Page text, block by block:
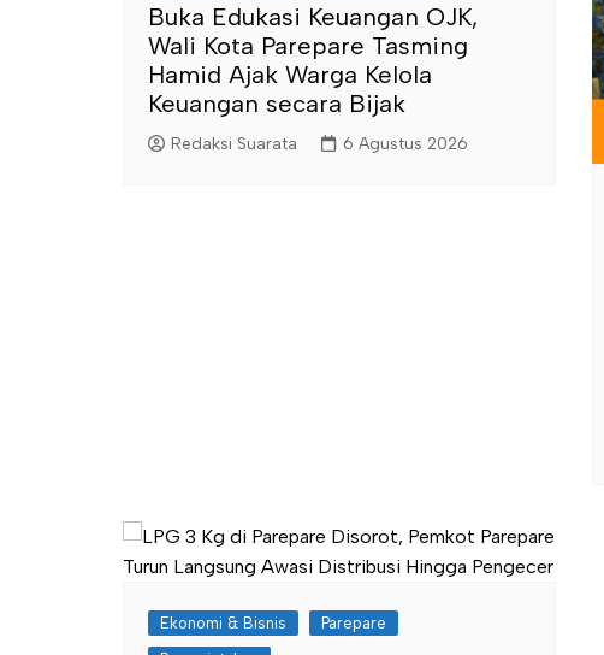
Buka Edukasi Keuangan OJK,
Wali Kota Parepare Tasming
Hamid Ajak Warga Kelola
Keuangan secara Bijak
Redaksi Suarata 6 Agustus 2026
Ekonomi & Bisnis
Parepare